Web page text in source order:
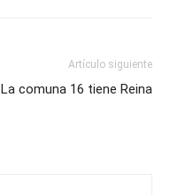
Artículo siguiente
La comuna 16 tiene Reina